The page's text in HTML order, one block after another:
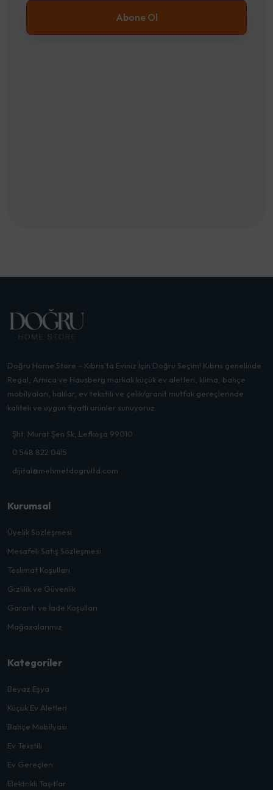
Abone Ol
Doğru Home Store – Kıbrıs’ta Eviniz İçin Doğru Seçim! Kıbrıs genelinde
Regal, Arnica ve Hausberg markalı küçük ev aletleri, klima, bahçe
mobilyaları, halılar, ev tekstili ve çelik/granit mutfak gereçlerinde
kaliteli ve uygun fiyatlı ürünler sunuyoruz.
Şht. Murat Şen Sk, Lefkoşa 99010
0 548 822 0415
dijital@mehmetdogrultd.com
Kurumsal
Üyelik Sözleşmesi
Mesafeli Satış Sözleşmesi
Teslimat Koşulları
Gizlilik ve Güvenlik
Garanti ve İade Koşulları
Mağazalarımız
Kategoriler
Beyaz Eşya
Küçük Ev Aletleri
Bahçe Mobilyası
Ev Tekstili
Ev Gereçleri
Elektrikli Taşıtlar